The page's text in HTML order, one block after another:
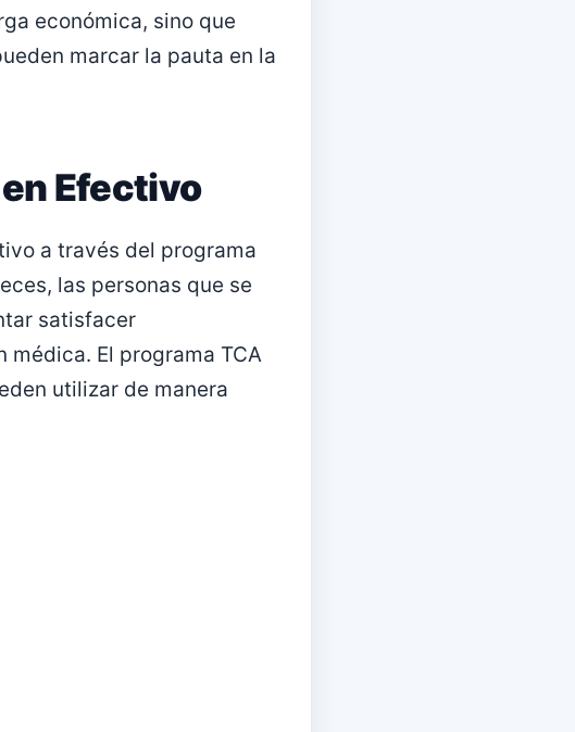
económica, sino que
marcar la pauta en la
Efectivo
a través del programa
las personas que se
satisfacer
El programa TCA
utilizar de manera